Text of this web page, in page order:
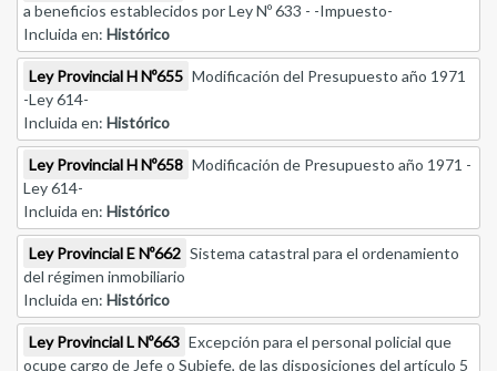
a beneficios establecidos por Ley Nº 633 - -Impuesto-
Incluida en: Histórico
Ley Provincial H Nº655 Modificación del Presupuesto año 1971
-Ley 614-
Incluida en: Histórico
Ley Provincial H Nº658 Modificación de Presupuesto año 1971 -
Ley 614-
Incluida en: Histórico
Ley Provincial E Nº662 Sistema catastral para el ordenamiento
del régimen inmobiliario
Incluida en: Histórico
Ley Provincial L Nº663 Excepción para el personal policial que
ocupe cargo de Jefe o Subjefe, de las disposiciones del artículo 5